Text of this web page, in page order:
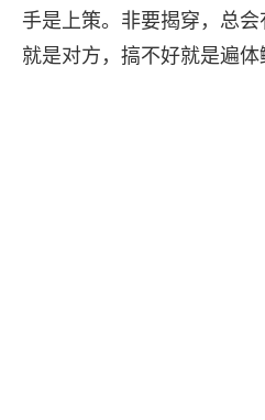
手是上策。非要揭穿，总
就是对方，搞不好就是遍体